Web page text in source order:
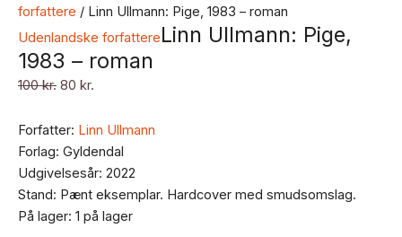
forfattere / Linn Ullmann: Pige, 1983 – roman
Udenlandske forfattereLinn Ullmann: Pige,
1983 – roman
100kr. 80 kr.
Forfatter: Linn Ullmann
Forlag: Gyldendal
Udgivelsesår: 2022
Stand: Pænt eksemplar. Hardcover med smudsomslag.
På lager: 1 på lager